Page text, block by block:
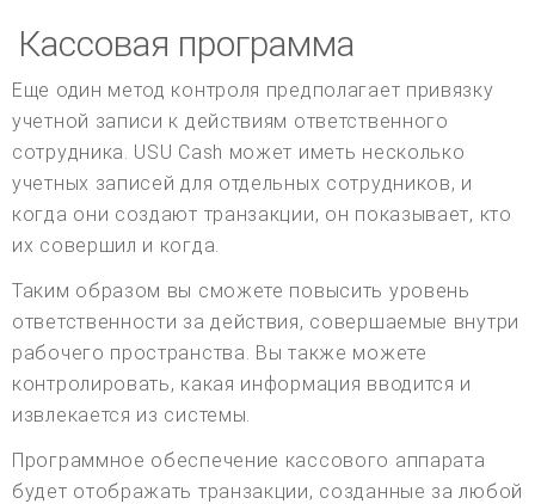
Кассовая программа
Еще один метод контроля предполагает привязку
учетной записи к действиям ответственного
сотрудника. USU Cash может иметь несколько
учетных записей для отдельных сотрудников, и
когда они создают транзакции, он показывает, кто
их совершил и когда.
Таким образом вы сможете повысить уровень
ответственности за действия, совершаемые внутри
рабочего пространства. Вы также можете
контролировать, какая информация вводится и
извлекается из системы.
Программное обеспечение кассового аппарата
будет отображать транзакции, созданные за любой